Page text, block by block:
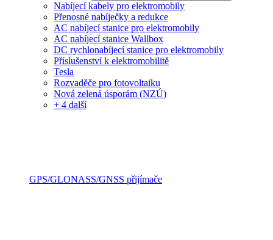
Nabíjecí kabely pro elektromobily
Přenosné nabíječky a redukce
AC nabíjecí stanice pro elektromobily
AC nabíjecí stanice Wallbox
DC rychlonabíjecí stanice pro elektromobily
Příslušenství k elektromobilitě
Tesla
Rozvaděče pro fotovoltaiku
Nová zelená úsporám (NZÚ)
+ 4 další
GPS/GLONASS/GNSS přijímače